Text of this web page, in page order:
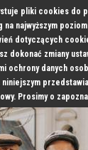
pliki cookies do
na najwyższym
dotyczących
dokonać zmiany
ochrony danych
niniejszym
Prosimy o